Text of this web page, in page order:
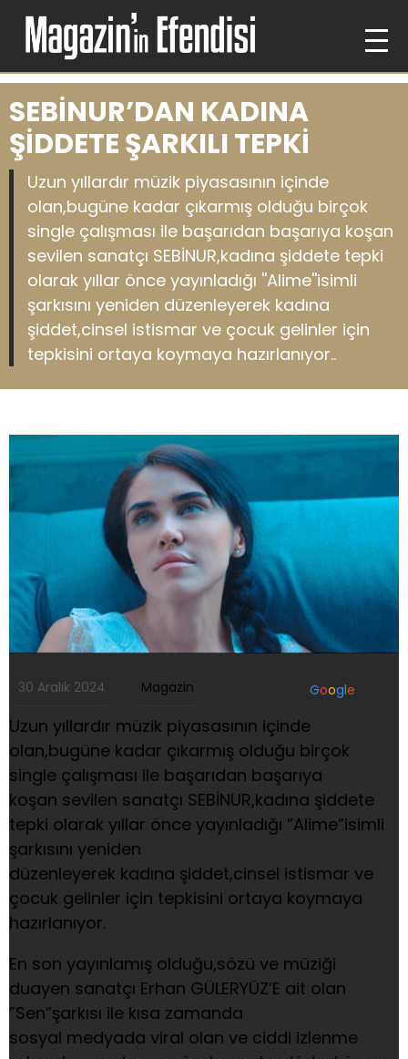
SEBİNUR’DAN KADINA
ŞİDDETE ŞARKILI TEPKİ
Uzun yıllardır müzik piyasasının içinde
olan,bugüne kadar çıkarmış olduğu birçok
single çalışması ile başarıdan başarıya koşan
sevilen sanatçı SEBİNUR,kadına şiddete tepki
olarak yıllar önce yayınladığı ''Alime''isimli
şarkısını yeniden düzenleyerek kadına
şiddet,cinsel istismar ve çocuk gelinler için
tepkisini ortaya koymaya hazırlanıyor..
30 Aralık 2024 Magazin Google
Uzun yıllardır müzik piyasasının içinde
olan,bugüne kadar çıkarmış olduğu birçok
single çalışması ile başarıdan başarıya
koşan sevilen sanatçı SEBİNUR,kadına şiddete
tepki olarak yıllar önce yayınladığı ”Alime”isimli
şarkısını yeniden
düzenleyerek kadına şiddet,cinsel istismar ve
çocuk gelinler için tepkisini ortaya koymaya
hazırlanıyor.
En son yayınlamış olduğu,sözü ve müziği
duayen sanatçı Erhan GÜLERYÜZ’E ait olan
”Sen”şarkısı ile kısa zamanda
sosyal medyada viral olan ve ciddi izlenme